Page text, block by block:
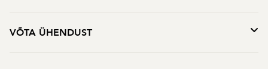
VÕTA ÜHENDUST